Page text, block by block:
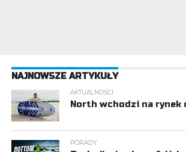
NAJNOWSZE ARTYKUŁY
AKTUALNOŚCI
North wchodzi na rynek
PORADY